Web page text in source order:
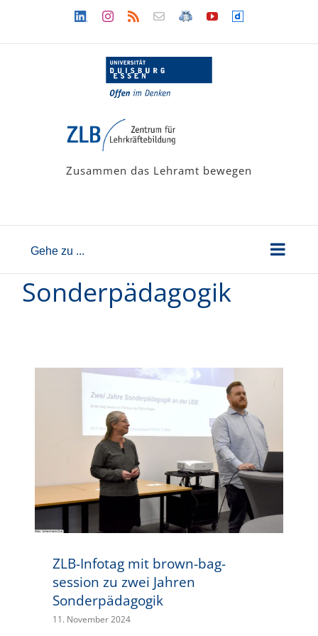
LinkedinInstagram
Rss Newsletter
LehramtsWiki
YouTubeDailymotion
Zusammen das Lehramt bewegen
Gehe zu ...
Sonderpädagogik
ZLB-Infotag mit brown-bag-
session zu zwei Jahren
Sonderpädagogik
11. November 2024